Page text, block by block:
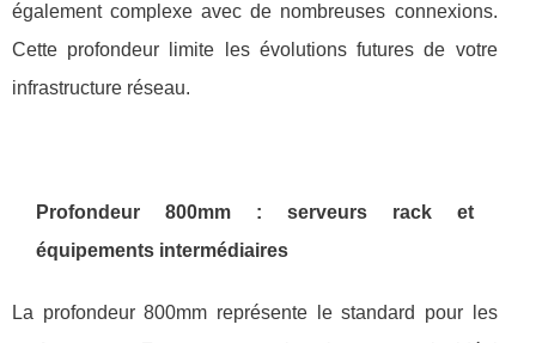
également complexe avec de nombreuses connexions.
Cette profondeur limite les évolutions futures de votre
infrastructure réseau.
Profondeur 800mm : serveurs rack et
équipements intermédiaires
La profondeur 800mm représente le standard pour les